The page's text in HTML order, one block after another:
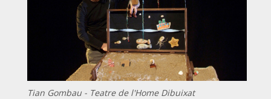
Tian Gombau - Teatre de l'Home Dibuixat